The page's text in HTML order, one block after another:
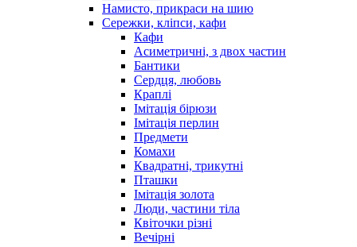
Намисто, прикраси на шию
Сережки, кліпси, кафи
Кафи
Асиметричні, з двох частин
Бантики
Сердця, любовь
Краплі
Імітація бірюзи
Імітація перлин
Предмети
Комахи
Квадратні, трикутні
Пташки
Імітація золота
Люди, частини тіла
Квіточки різні
Вечірні